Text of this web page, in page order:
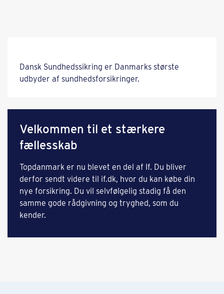
Dansk Sundhedssikring er Danmarks største
udbyder af sundhedsforsikringer.
Velkommen til et stærkere
fællesskab
Topdanmark er nu blevet en del af If. Du bliver
derfor sendt videre til if.dk, hvor du kan købe din
nye forsikring. Du vil selvfølgelig stadig få den
samme gode rådgivning og tryghed, som du
kender.